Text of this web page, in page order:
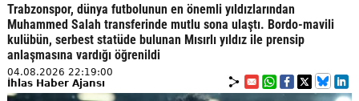
Trabzonspor, dünya futbolunun en önemli yıldızlarından
Muhammed Salah transferinde mutlu sona ulaştı. Bordo-mavili
kulübün, serbest statüde bulunan Mısırlı yıldız ile prensip
anlaşmasına vardığı öğrenildi
04.08.2026 22:19:00
İhlas Haber Ajansı